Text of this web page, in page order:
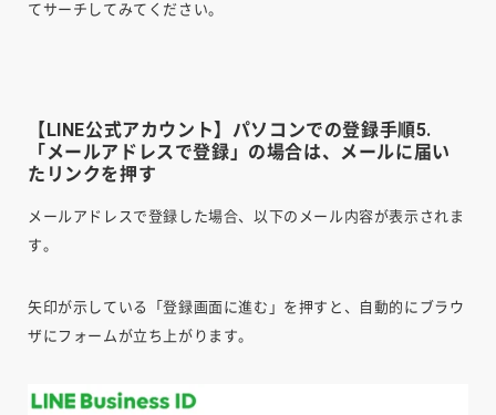
てサーチしてみてください。
【LINE公式アカウント】パソコンでの登録手順5.
「メールアドレスで登録」の場合は、メールに届い
たリンクを押す
メールアドレスで登録した場合、以下のメール内容が表示されま
す。
矢印が示している「登録画面に進む」を押すと、自動的にブラウ
ザにフォームが立ち上がります。